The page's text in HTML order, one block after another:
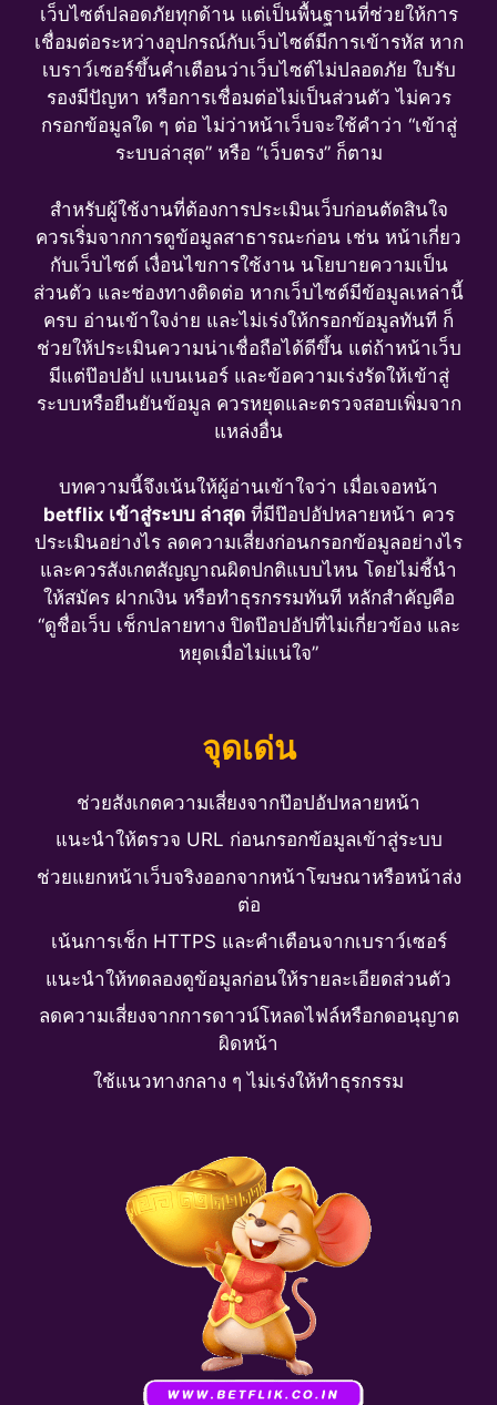
เว็บไซต์ปลอดภัยทุกด้าน แต่เป็นพื้นฐานที่ช่วยให้การ
เชื่อมต่อระหว่างอุปกรณ์กับเว็บไซต์มีการเข้ารหัส หาก
เบราว์เซอร์ขึ้นคำเตือนว่าเว็บไซต์ไม่ปลอดภัย ใบรับ
รองมีปัญหา หรือการเชื่อมต่อไม่เป็นส่วนตัว ไม่ควร
กรอกข้อมูลใด ๆ ต่อ ไม่ว่าหน้าเว็บจะใช้คำว่า “เข้าสู่
ระบบล่าสุด” หรือ “เว็บตรง” ก็ตาม
สำหรับผู้ใช้งานที่ต้องการประเมินเว็บก่อนตัดสินใจ
ควรเริ่มจากการดูข้อมูลสาธารณะก่อน เช่น หน้าเกี่ยว
กับเว็บไซต์ เงื่อนไขการใช้งาน นโยบายความเป็น
ส่วนตัว และช่องทางติดต่อ หากเว็บไซต์มีข้อมูลเหล่านี้
ครบ อ่านเข้าใจง่าย และไม่เร่งให้กรอกข้อมูลทันที ก็
ช่วยให้ประเมินความน่าเชื่อถือได้ดีขึ้น แต่ถ้าหน้าเว็บ
มีแต่ป๊อปอัป แบนเนอร์ และข้อความเร่งรัดให้เข้าสู่
ระบบหรือยืนยันข้อมูล ควรหยุดและตรวจสอบเพิ่มจาก
แหล่งอื่น
บทความนี้จึงเน้นให้ผู้อ่านเข้าใจว่า เมื่อเจอหน้า
betflix เข้าสู่ระบบ ล่าสุดที่มีป๊อปอัปหลายหน้า ควร
ประเมินอย่างไร ลดความเสี่ยงก่อนกรอกข้อมูลอย่างไร
และควรสังเกตสัญญาณผิดปกติแบบไหน โดยไม่ชี้นำ
ให้สมัคร ฝากเงิน หรือทำธุรกรรมทันที หลักสำคัญคือ
“ดูชื่อเว็บ เช็กปลายทาง ปิดป๊อปอัปที่ไม่เกี่ยวข้อง และ
หยุดเมื่อไม่แน่ใจ”
จุดเด่น
ช่วยสังเกตความเสี่ยงจากป๊อปอัปหลายหน้า
แนะนำให้ตรวจ URL ก่อนกรอกข้อมูลเข้าสู่ระบบ
ช่วยแยกหน้าเว็บจริงออกจากหน้าโฆษณาหรือหน้าส่ง
ต่อ
เน้นการเช็ก HTTPS และคำเตือนจากเบราว์เซอร์
แนะนำให้ทดลองดูข้อมูลก่อนให้รายละเอียดส่วนตัว
ลดความเสี่ยงจากการดาวน์โหลดไฟล์หรือกดอนุญาต
ผิดหน้า
ใช้แนวทางกลาง ๆ ไม่เร่งให้ทำธุรกรรม